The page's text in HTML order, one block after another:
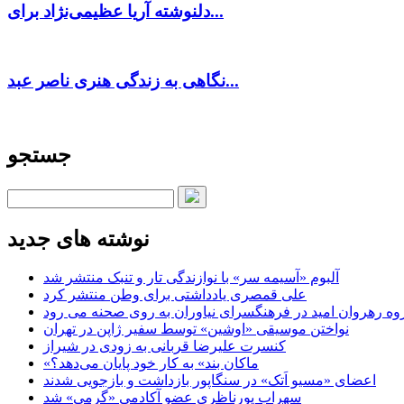
دلنوشته آریا عظیمی‌نژاد برای...
نگاهی به زندگی هنری ناصر عبد...
جستجو
نوشته های جدید
آلبوم «آسیمه سر» با نوازندگی تار و تنبک منتشر شد
علی قمصری یادداشتی برای وطن منتشر کرد
رهروان امید در فرهنگسرای نیاوران به روی صحنه می رود
نواختن موسیقی «اوشین» توسط سفیر ژاپن در تهران
کنسرت علیرضا قربانی به زودی در شیراز
«ماکان بند» به کار خود پایان می‌دهد؟
اعضای «مسیو اَتک» در سنگاپور بازداشت و بازجویی شدند
سهراب پورناظری عضو آکادمی «گرمی» شد